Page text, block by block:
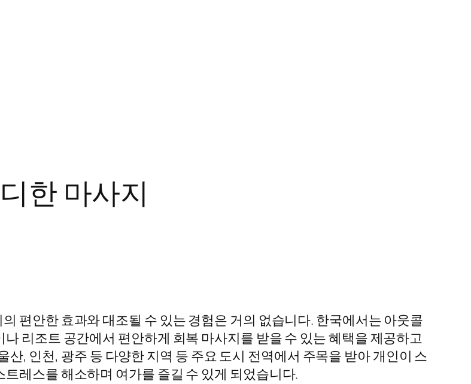
한 마사지
편안한 효과와 대조될 수 있는 경험은 거의 없습니다. 한국에서는 아웃콜
리조트 공간에서 편안하게 회복 마사지를 받을 수 있는 혜택을 제공하고
, 인천, 광주 등 다양한 지역 등 주요 도시 전역에서 주목을 받아 개인이 스
레스를 해소하며 여가를 즐길 수 있게 되었습니다.